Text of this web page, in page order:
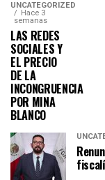
UNCATEGORIZED
Hace 3
semanas
LAS REDES
SOCIALES Y
EL PRECIO
DE LA
INCONGRUENCIA
POR MINA
BLANCO